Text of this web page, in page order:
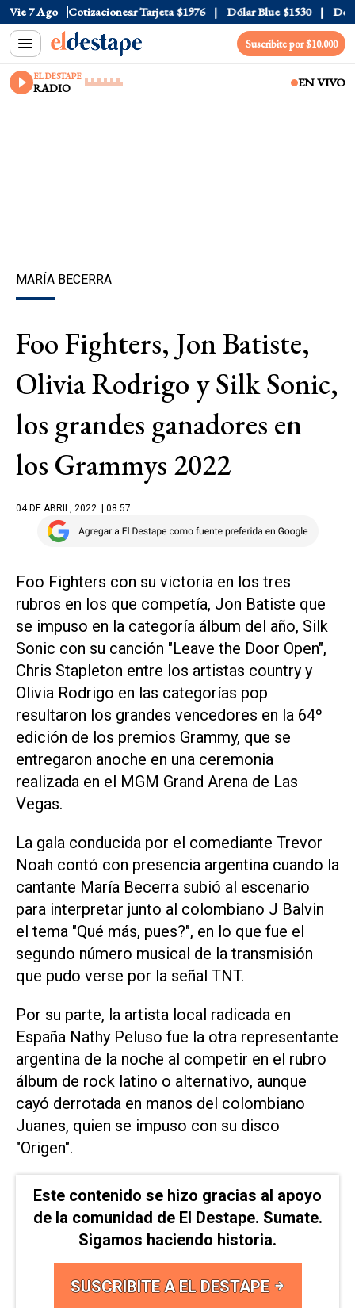
Vie 7 Ago Cotizaciones
$1520 Dólar Tarjeta $1976 Dólar Blue $1530 Dólar
Suscribite por $10.000
EL DESTAPE
RADIO EN VIVO
MARÍA BECERRA
Foo Fighters, Jon Batiste,
Olivia Rodrigo y Silk Sonic,
los grandes ganadores en
los Grammys 2022
04 DE ABRIL, 2022 | 08.57
Foo Fighters con su victoria en los tres
rubros en los que competía, Jon Batiste que
se impuso en la categoría álbum del año, Silk
Sonic con su canción "Leave the Door Open",
Chris Stapleton entre los artistas country y
Olivia Rodrigo en las categorías pop
resultaron los grandes vencedores en la 64º
edición de los premios Grammy, que se
entregaron anoche en una ceremonia
realizada en el MGM Grand Arena de Las
Vegas.
La gala conducida por el comediante Trevor
Noah contó con presencia argentina cuando la
cantante María Becerra subió al escenario
para interpretar junto al colombiano J Balvin
el tema "Qué más, pues?", en lo que fue el
segundo número musical de la transmisión
que pudo verse por la señal TNT.
Por su parte, la artista local radicada en
España Nathy Peluso fue la otra representante
argentina de la noche al competir en el rubro
álbum de rock latino o alternativo, aunque
cayó derrotada en manos del colombiano
Juanes, quien se impuso con su disco
"Origen".
Este contenido se hizo gracias al apoyo
de la comunidad de El Destape. Sumate.
Sigamos haciendo historia.
SUSCRIBITE A EL DESTAPE